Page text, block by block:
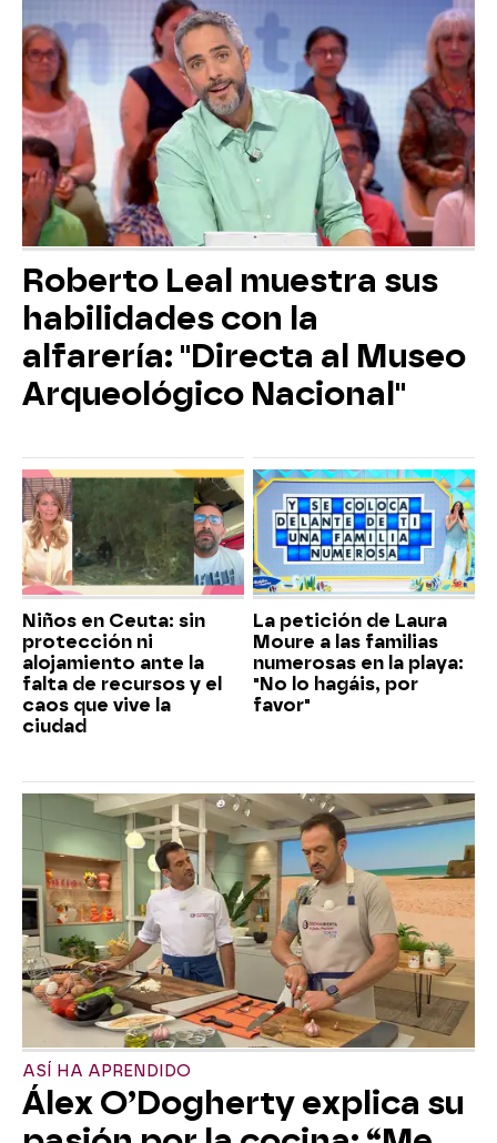
Roberto Leal muestra sus
habilidades con la
alfarería: "Directa al Museo
Arqueológico Nacional"
Niños en Ceuta: sin
protección ni
alojamiento ante la
falta de recursos y el
caos que vive la
ciudad
La petición de Laura
Moure a las familias
numerosas en la playa:
"No lo hagáis, por
favor"
ASÍ HA APRENDIDO
Álex O’Dogherty explica su